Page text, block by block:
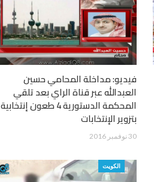
فيديو: مداخلة المحامي حسين
العبدالله عبر قناة الراي بعد تلقي
المحكمة الدستورية 4 طعون إنتخابية
بتزوير الإنتخابات
30 نوفمبر 2016
الكويت